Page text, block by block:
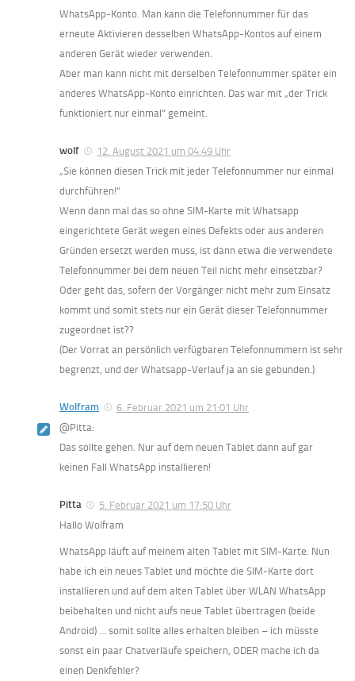
WhatsApp-Konto. Man kann die Telefonnummer für das
erneute Aktivieren desselben WhatsApp-Kontos auf einem
anderen Gerät wieder verwenden.
Aber man kann nicht mit derselben Telefonnummer später ein
anderes WhatsApp-Konto einrichten. Das war mit „der Trick
funktioniert nur einmal“ gemeint.
wolf
12. August 2021 um 04:49 Uhr
„Sie können diesen Trick mit jeder Telefonnummer nur einmal
durchführen!“
Wenn dann mal das so ohne SIM-Karte mit Whatsapp
eingerichtete Gerät wegen eines Defekts oder aus anderen
Gründen ersetzt werden muss, ist dann etwa die verwendete
Telefonnummer bei dem neuen Teil nicht mehr einsetzbar?
Oder geht das, sofern der Vorgänger nicht mehr zum Einsatz
kommt und somit stets nur ein Gerät dieser Telefonnummer
zugeordnet ist??
(Der Vorrat an persönlich verfügbaren Telefonnummern ist sehr
begrenzt, und der Whatsapp-Verlauf ja an sie gebunden.)
Wolfram
6. Februar 2021 um 21:01 Uhr
@Pitta:
Das sollte gehen. Nur auf dem neuen Tablet dann auf gar
keinen Fall WhatsApp installieren!
Pitta
5. Februar 2021 um 17:50 Uhr
Hallo Wolfram
WhatsApp läuft auf meinem alten Tablet mit SIM-Karte. Nun
habe ich ein neues Tablet und möchte die SIM-Karte dort
installieren und auf dem alten Tablet über WLAN WhatsApp
beibehalten und nicht aufs neue Tablet übertragen (beide
Android) … somit sollte alles erhalten bleiben – ich müsste
sonst ein paar Chatverläufe speichern, ODER mache ich da
einen Denkfehler?